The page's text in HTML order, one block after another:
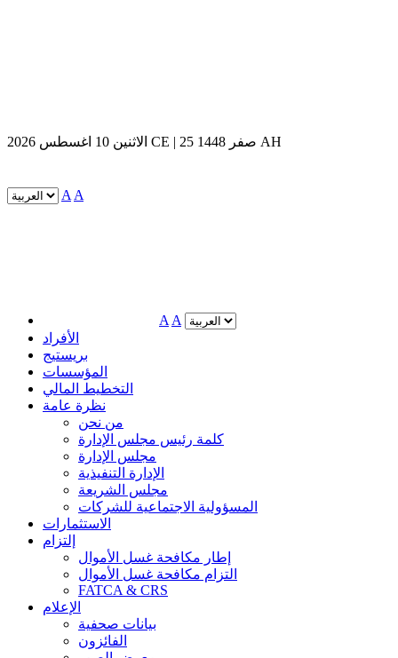
الاثنين 10 اغسطس 2026 CE | 25 صفر 1448 AH
A A
A A
الأفراد
بريستيج
المؤسسات
التخطيط المالي
نظرة عامة
من نحن
كلمة رئيس مجلس الإدارة
مجلس الإدارة
الإدارة التنفيذية
مجلس الشريعة
المسؤولية الاجتماعية للشركات
الاستثمارات
إلتزام
إطار مكافحة غسل الأموال
التزام مكافحة غسل الأموال
FATCA & CRS
الإعلام
بيانات صحفية
الفائزون